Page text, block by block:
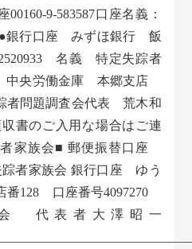
9-583587口座名義：
●銀行口座 みずほ銀行 飯
名義 特定失踪者
中央労働金庫 本郷支店
問題調査会代表 荒木和
書のご入用な場合はご連
家族会■ 郵便振替口座
踪者家族会 銀行口座 ゆう
128 口座番号4097270
代表者大澤昭一